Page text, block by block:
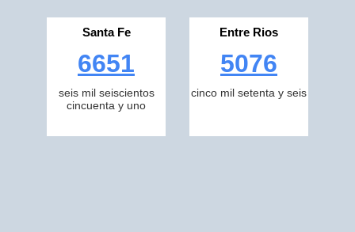
Santa Fe
6651
seis mil seiscientos
cincuenta y uno
Entre Rios
5076
cinco mil setenta y seis